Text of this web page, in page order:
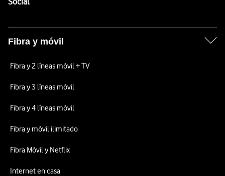
Fibra y móvil
Fibra y 2 líneas móvil + TV
Fibra y 3 líneas móvil
Fibra y 4 líneas móvil
Fibra y móvil ilimitado
Fibra Móvil y Netflix
Internet en casa